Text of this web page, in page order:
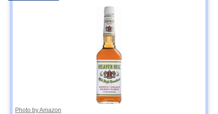
Photo by Amazon